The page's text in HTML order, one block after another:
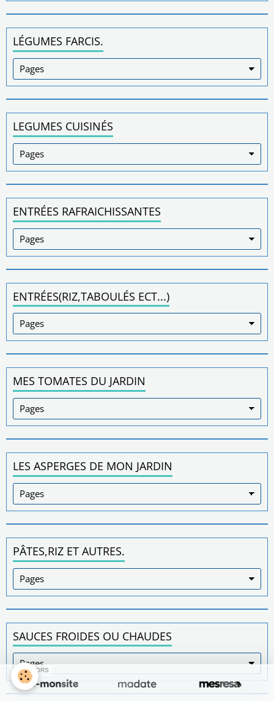
LÉGUMES FARCIS.
LEGUMES CUISINÉS
ENTRÉES RAFRAICHISSANTES
ENTRÉES(RIZ,TABOULÉS ECT...)
MES TOMATES DU JARDIN
LES ASPERGES DE MON JARDIN
PÂTES,RIZ ET AUTRES.
SAUCES FROIDES OU CHAUDES
SPONSORS